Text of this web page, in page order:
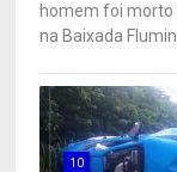
homem foi morto
na Baixada
10